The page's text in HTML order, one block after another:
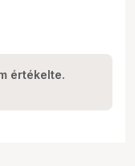
értékelte.